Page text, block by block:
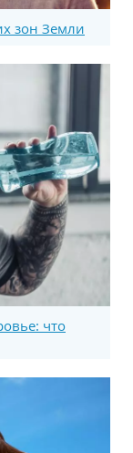
зон Земли
что